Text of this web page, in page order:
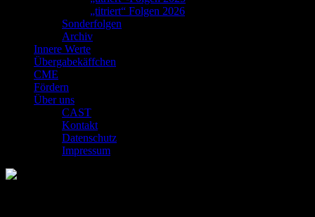
„titriert“ Folgen 2026
Sonderfolgen
Archiv
Innere Werte
Übergabekäffchen
CME
Fördern
Über uns
CAST
Kontakt
Datenschutz
Impressum